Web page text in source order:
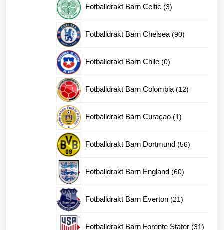
Fotballdrakt Barn Celtic 33
Fotballdrakt Barn Chelsea 9090
Fotballdrakt Barn Chile 00
Fotballdrakt Barn Colombia 1212
Fotballdrakt Barn Curaçao 11
Fotballdrakt Barn Dortmund 5656
Fotballdrakt Barn England 6060
Fotballdrakt Barn Everton 2121
Fotballdrakt Barn Forente Stater 3131